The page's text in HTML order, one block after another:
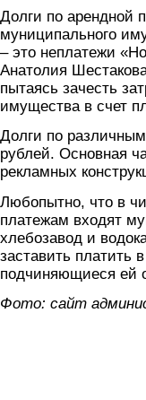
Долги по арендной
муниципального
– это неплатежи
Анатолия
пытаясь зачесть
имущества в счет
Долги по
рублей. Основная
рекламных
Любопытно, что в
платежам входят
хлебозавод и
заставить платить
подчиняющиеся ей
Фото: сайт